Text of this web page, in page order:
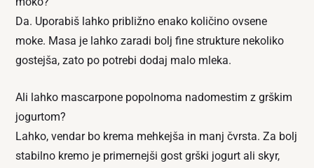
Da. Uporabiš lahko približno enako količino ovsene
moke. Masa je lahko zaradi bolj fine strukture nekoliko
gostejša, zato po potrebi dodaj malo mleka.
Ali lahko mascarpone popolnoma nadomestim z grškim
jogurtom?
Lahko, vendar bo krema mehkejša in manj čvrsta. Za bolj
stabilno kremo je primernejši gost grški jogurt ali skyr,